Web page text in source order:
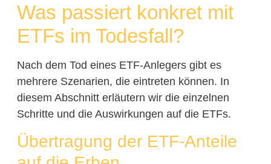
Was passiert konkret mit
ETFs im Todesfall?
Nach dem Tod eines ETF-Anlegers gibt es
mehrere Szenarien, die eintreten können. In
diesem Abschnitt erläutern wir die einzelnen
Schritte und die Auswirkungen auf die ETFs.
Übertragung der ETF-Anteile